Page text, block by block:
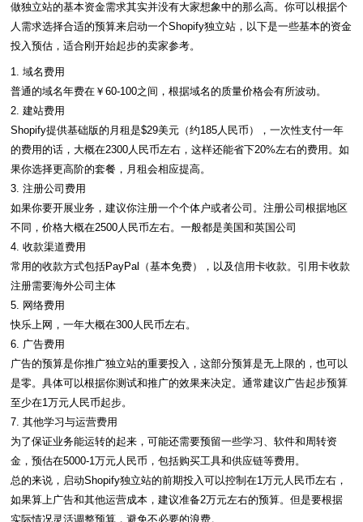
做独立站的基本资金需求其实并没有大家想象中的那么高。你可以根据个
人需求选择合适的预算来启动一个Shopify独立站，以下是一些基本的资金
投入预估，适合刚开始起步的卖家参考。
1. 域名费用
普通的域名年费在￥60-100之间，根据域名的质量价格会有所波动。
2. 建站费用
Shopify提供基础版的月租是$29美元（约185人民币），一次性支付一年
的费用的话，大概在2300人民币左右，这样还能省下20%左右的费用。如
果你选择更高阶的套餐，月租会相应提高。
3. 注册公司费用
如果你要开展业务，建议你注册一个个体户或者公司。注册公司根据地区
不同，价格大概在2500人民币左右。一般都是美国和英国公司
4. 收款渠道费用
常用的收款方式包括PayPal（基本免费），以及信用卡收款。引用卡收款
注册需要海外公司主体
5. 网络费用
快乐上网，一年大概在300人民币左右。
6. 广告费用
广告的预算是你推广独立站的重要投入，这部分预算是无上限的，也可以
是零。具体可以根据你测试和推广的效果来决定。通常建议广告起步预算
至少在1万元人民币起步。
7. 其他学习与运营费用
为了保证业务能运转的起来，可能还需要预留一些学习、软件和周转资
金，预估在5000-1万元人民币，包括购买工具和供应链等费用。
总的来说，启动Shopify独立站的前期投入可以控制在1万元人民币左右，
如果算上广告和其他运营成本，建议准备2万元左右的预算。但是要根据
实际情况灵活调整预算，避免不必要的浪费。